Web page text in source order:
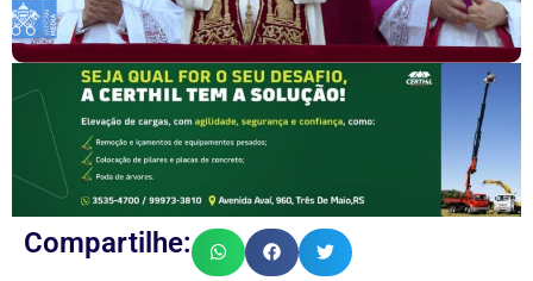
Compartilhe: